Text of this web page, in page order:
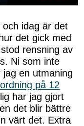
idag är det
det gick med
rensning av
Ni som inte
en utmaning
på 12
har jag gjort
det blir bättre
värt det. Extra